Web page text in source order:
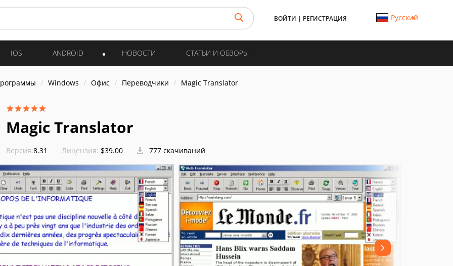
ВОЙТИ | РЕГИСТРАЦИЯ Русский
IOS ANDROID НОВОСТИ СТАТЬИ И ОБЗОРЫ
Windows Офис Переводчики Magic Translator
Magic Translator
Версия:8.31 Лицензия: $39.00 777 скачиваний